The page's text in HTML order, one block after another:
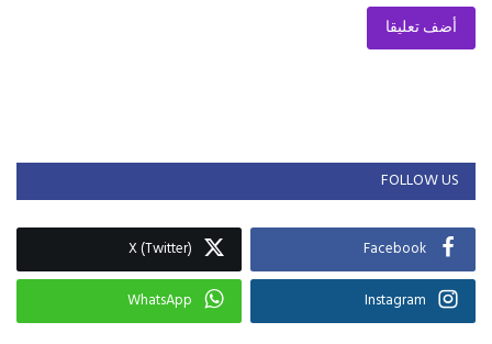
أضف تعليقا
FOLLOW US
Facebook
X (Twitter)
Instagram
WhatsApp